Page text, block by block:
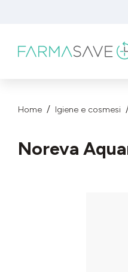
Passa alla navigazione
Home Igiene e cosmesi
Noreva